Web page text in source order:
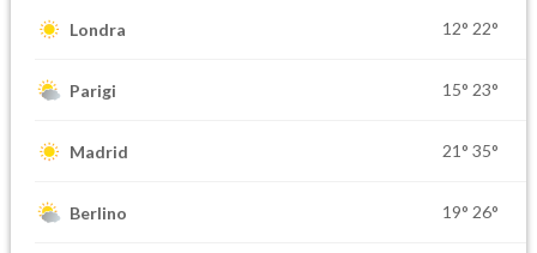
Londra 12° 22°
Parigi 15° 23°
Madrid 21° 35°
Berlino 19° 26°